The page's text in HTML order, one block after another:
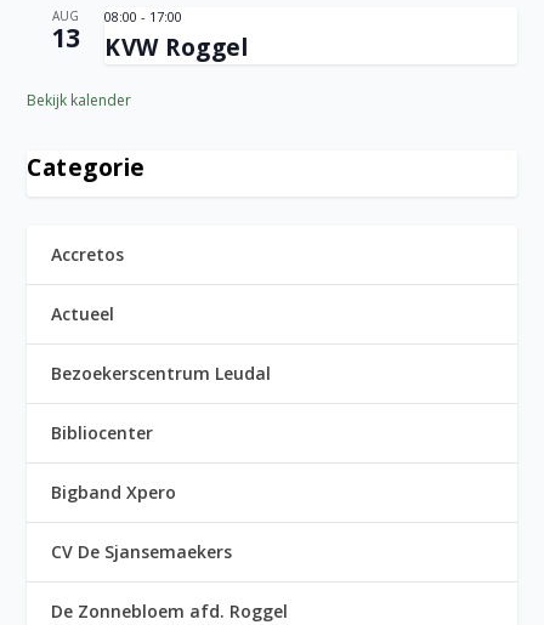
AUG
13
08:00 - 17:00
KVW Roggel
Bekijk kalender
Categorie
Accretos
Actueel
Bezoekerscentrum Leudal
Bibliocenter
Bigband Xpero
CV De Sjansemaekers
De Zonnebloem afd. Roggel